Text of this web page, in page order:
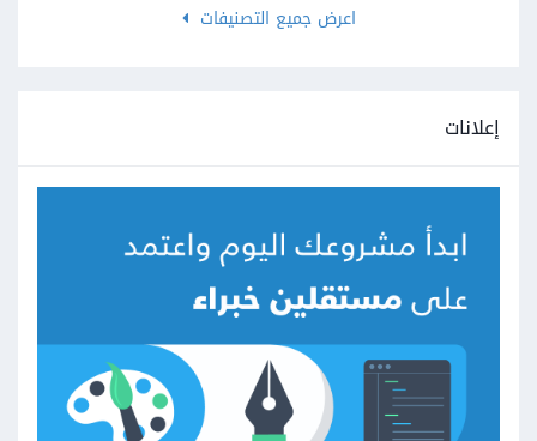
اعرض جميع التصنيفات
إعلانات